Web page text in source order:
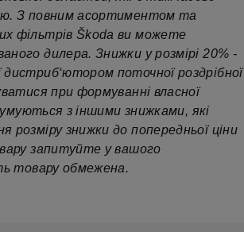
З повним асортиментом та
фільтрів Škoda ви можете
дилера. Знижки у розмірі 20% -
поточної роздрібної
при формуванні власної
з іншими знижками, які
знижки до попередньої ціни
запитуйте у вашого
товару обмежена.